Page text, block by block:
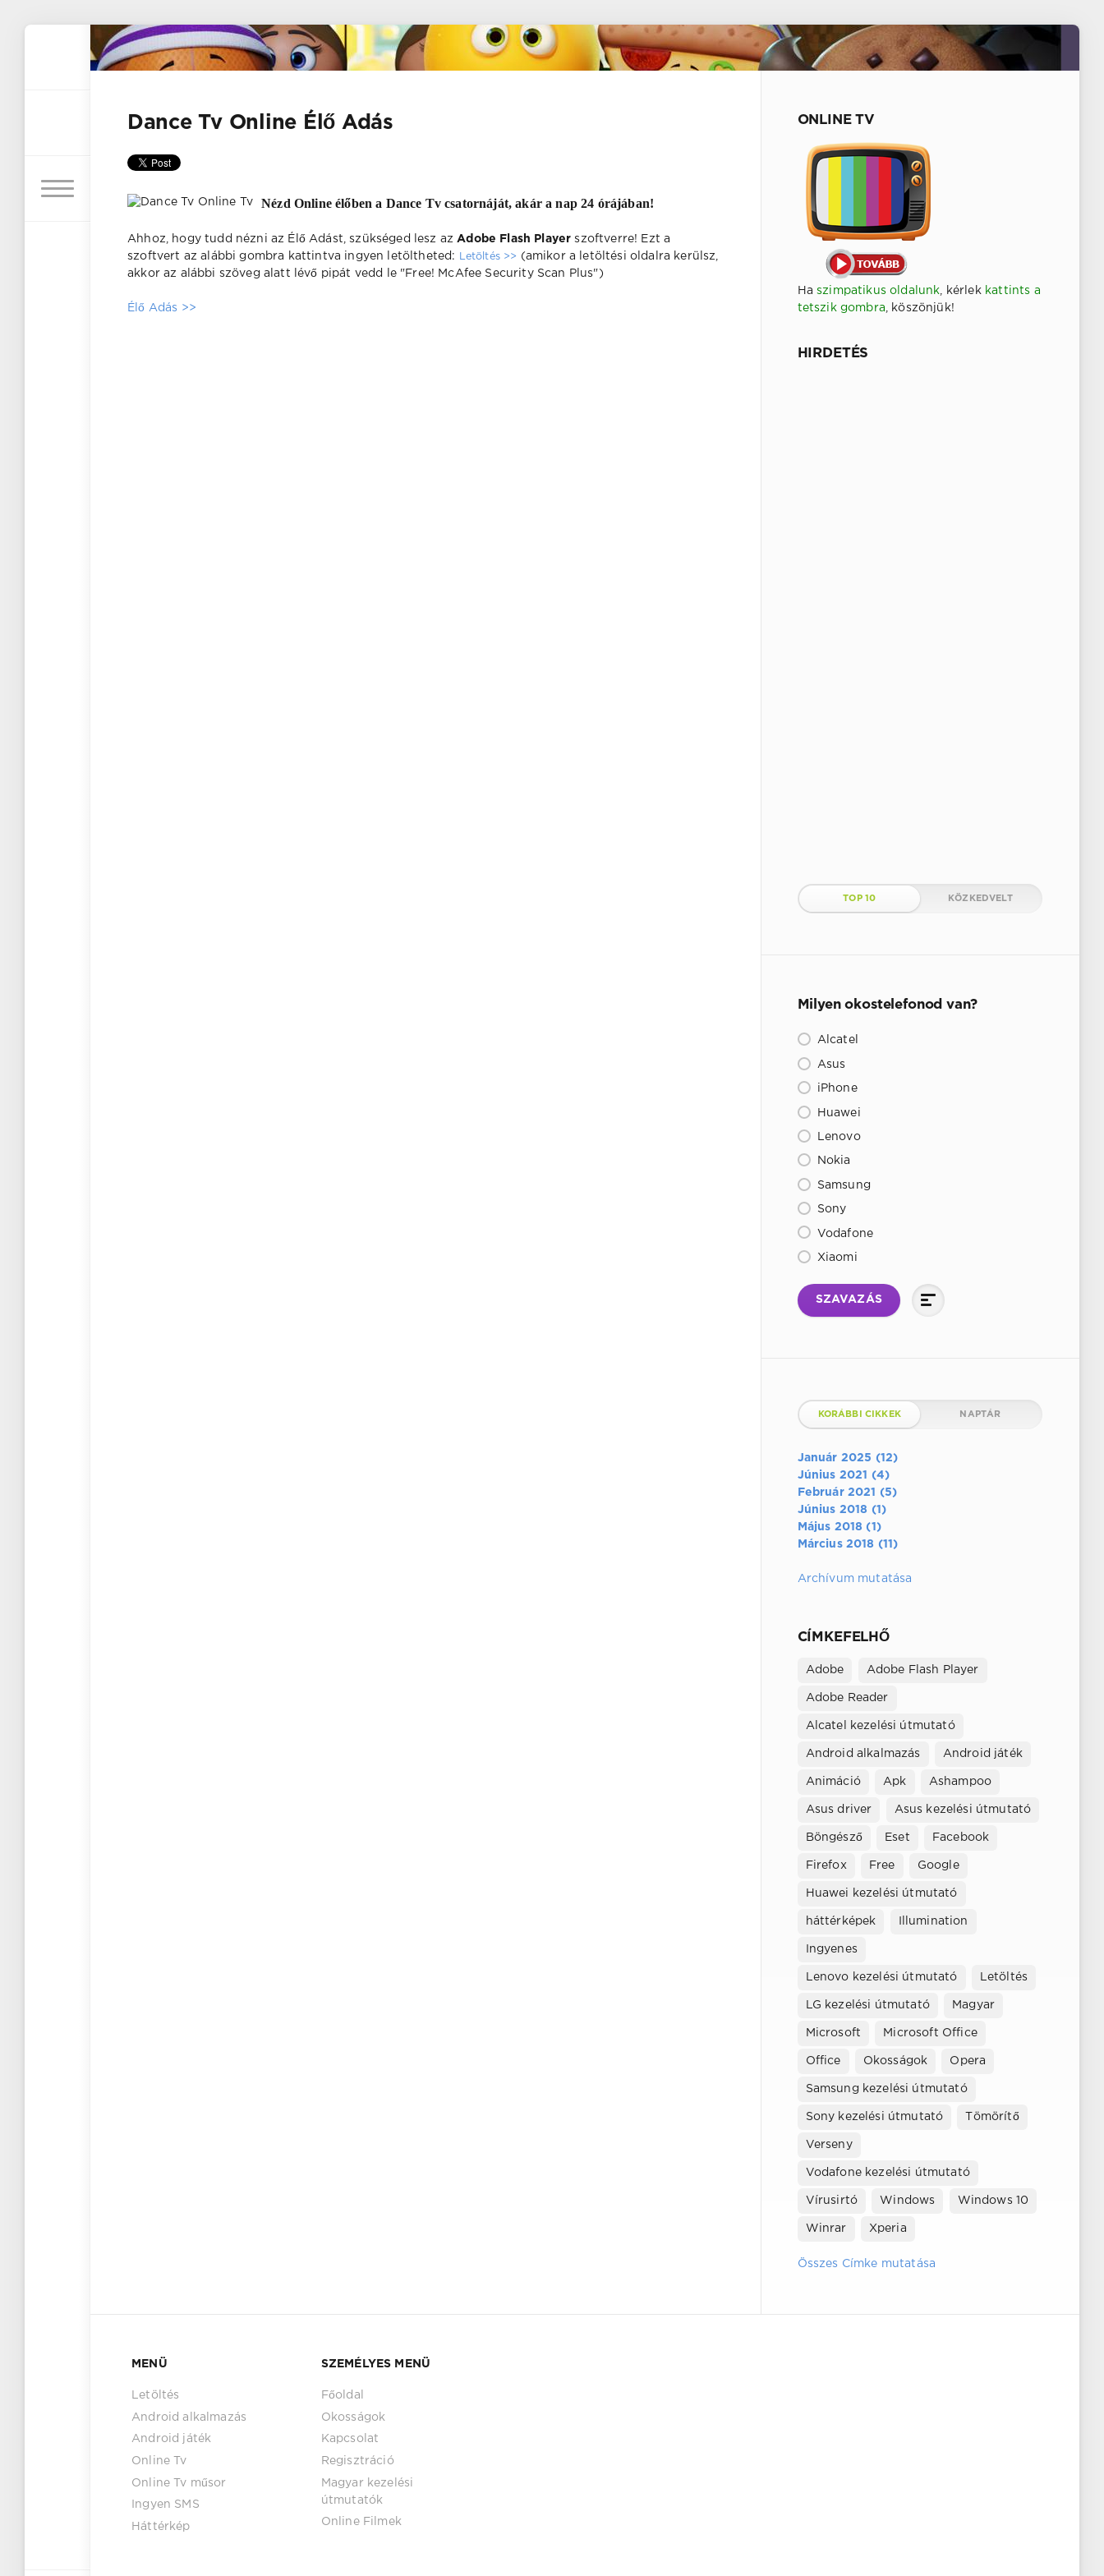
Dance Tv Online Élő Adás
Nézd Online élőben a Dance Tv csatornáját, akár a nap 24 órájában!
Ahhoz, hogy tudd nézni az Élő Adást, szükséged lesz az Adobe Flash Player szoftverre! Ezt a
szoftvert az alábbi gombra kattintva ingyen letöltheted:
Letöltés >>
(amikor a letöltési oldalra kerülsz,
akkor az alábbi szöveg alatt lévő pipát vedd le "Free! McAfee Security Scan Plus")
Élő Adás >>
ONLINE TV
Haszimpatikus oldalunk, kérlek kattints a
tetszik gombra, köszönjük!
HIRDETÉS
TOP 10 KÖZKEDVELT
Milyen okostelefonod van?
Alcatel
Asus
iPhone
Huawei
Lenovo
Nokia
Samsung
Sony
Vodafone
Xiaomi
SZAVAZÁS
KORÁBBI CIKKEK NAPTÁR
Január 2025 (12)
Június 2021 (4)
Február 2021 (5)
Június 2018 (1)
Május 2018 (1)
Március 2018 (11)
Archívum mutatása
CÍMKEFELHŐ
Adobe Adobe Flash Player
Adobe Reader
Alcatel kezelési útmutató
Android alkalmazás Android játék
Animáció Apk Ashampoo
Asus driver Asus kezelési útmutató
Böngésző Eset Facebook
Firefox Free Google
Huawei kezelési útmutató
háttérképek Illumination
Ingyenes
Lenovo kezelési útmutató Letöltés
LG kezelési útmutató Magyar
Microsoft Microsoft Office
Office Okosságok Opera
Samsung kezelési útmutató
Sony kezelési útmutató Tömörítő
Verseny
Vodafone kezelési útmutató
Vírusirtó Windows Windows 10
Winrar Xperia
Összes Címke mutatása
MENÜ
Letöltés
Android alkalmazás
Android játék
Online Tv
Online Tv műsor
Ingyen SMS
Háttérkép
SZEMÉLYES MENÜ
Főoldal
Okosságok
Kapcsolat
Regisztráció
Magyar kezelési
útmutatók
Online Filmek